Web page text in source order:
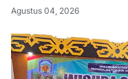
Agustus 04, 2026